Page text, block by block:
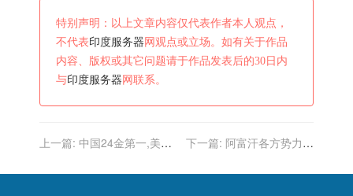
特别声明：以上文章内容仅代表作者本人观点，
不代表印度服务器 网观点或立场。如有关于作品
内容、版权或其它问题请于作品发表后的30日内
与印度服务器 网联系。
上一篇: 中国24金第一,美国
最新奖牌榜更新
下一篇: 阿富汗各方势力云
级，叙利亚局势成为焦点